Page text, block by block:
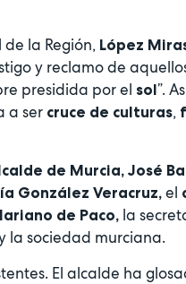
la Región, López
y reclamo de
presidida por el sol”.
a ser cruce de culturas,
de Murcia, José
González Veracruz, el
de Paco, la
la sociedad murciana.
El alcalde ha